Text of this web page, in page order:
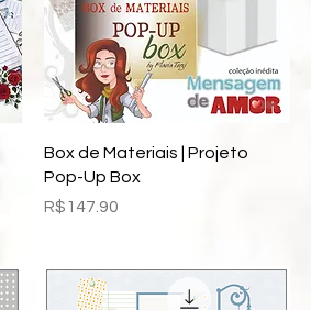
Quick View
Box de Materiais | Projeto
Pop-Up Box
Price
R$147.90